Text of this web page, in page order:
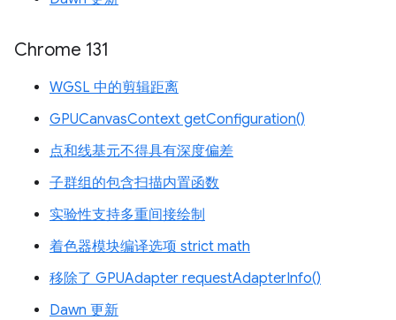
Chrome 131
WGSL 中的剪辑距离
GPUCanvasContext getConfiguration()
点和线基元不得具有深度偏差
子群组的包含扫描内置函数
实验性支持多重间接绘制
着色器模块编译选项 strict math
移除了 GPUAdapter requestAdapterInfo()
Dawn 更新